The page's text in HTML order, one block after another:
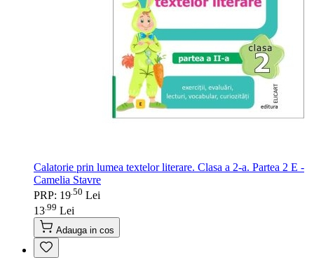
Calatorie prin lumea textelor literare. Clasa a 2-a. Partea 2 E -
Camelia Stavre
PRP: 19 50 Lei
13 99 Lei
Adauga in cos